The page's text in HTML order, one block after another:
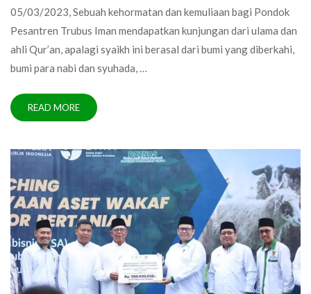
05/03/2023, Sebuah kehormatan dan kemuliaan bagi Pondok
Pesantren Trubus Iman mendapatkan kunjungan dari ulama dan
ahli Qur’an, apalagi syaikh ini berasal dari bumi yang diberkahi,
bumi para nabi dan syuhada, …
READ MORE